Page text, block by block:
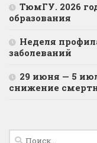
ТюмГУ. 2026
образования
Неделя
заболеваний
29 июня — 5
снижение
Найти: